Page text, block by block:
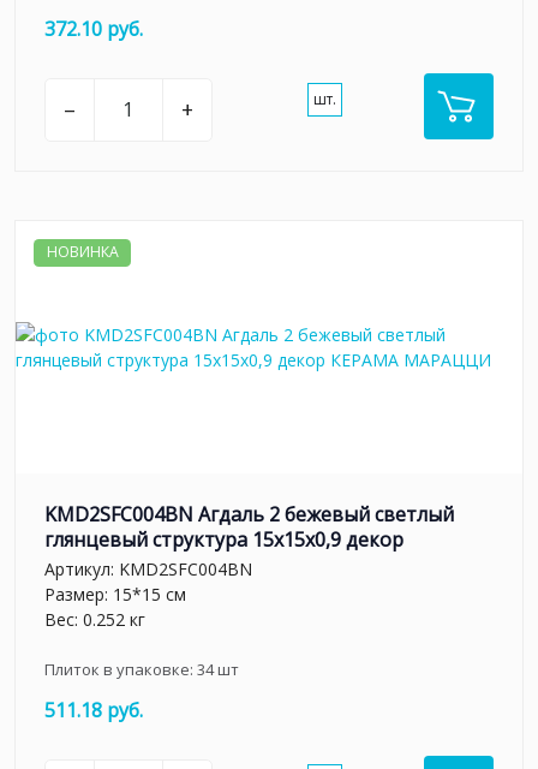
372.10 руб.
– + шт.
НОВИНКА
KMD2SFC004BN Агдаль 2 бежевый светлый
глянцевый структура 15x15x0,9 декор
Артикул: KMD2SFC004BN
Размер: 15*15 см
Вес: 0.252 кг
Плиток в упаковке: 34шт
511.18 руб.